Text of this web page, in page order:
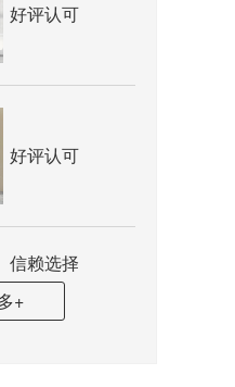
好评认可
好评认可
信赖选择
+